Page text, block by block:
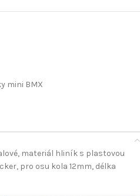
mini BMX
materiál hliník s plastovou
pro osu kola 12mm, délka